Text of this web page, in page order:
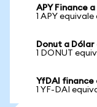
APY Finance
1 APY
Donut a
1 DONUT
YfDAI
1 YF-DAI